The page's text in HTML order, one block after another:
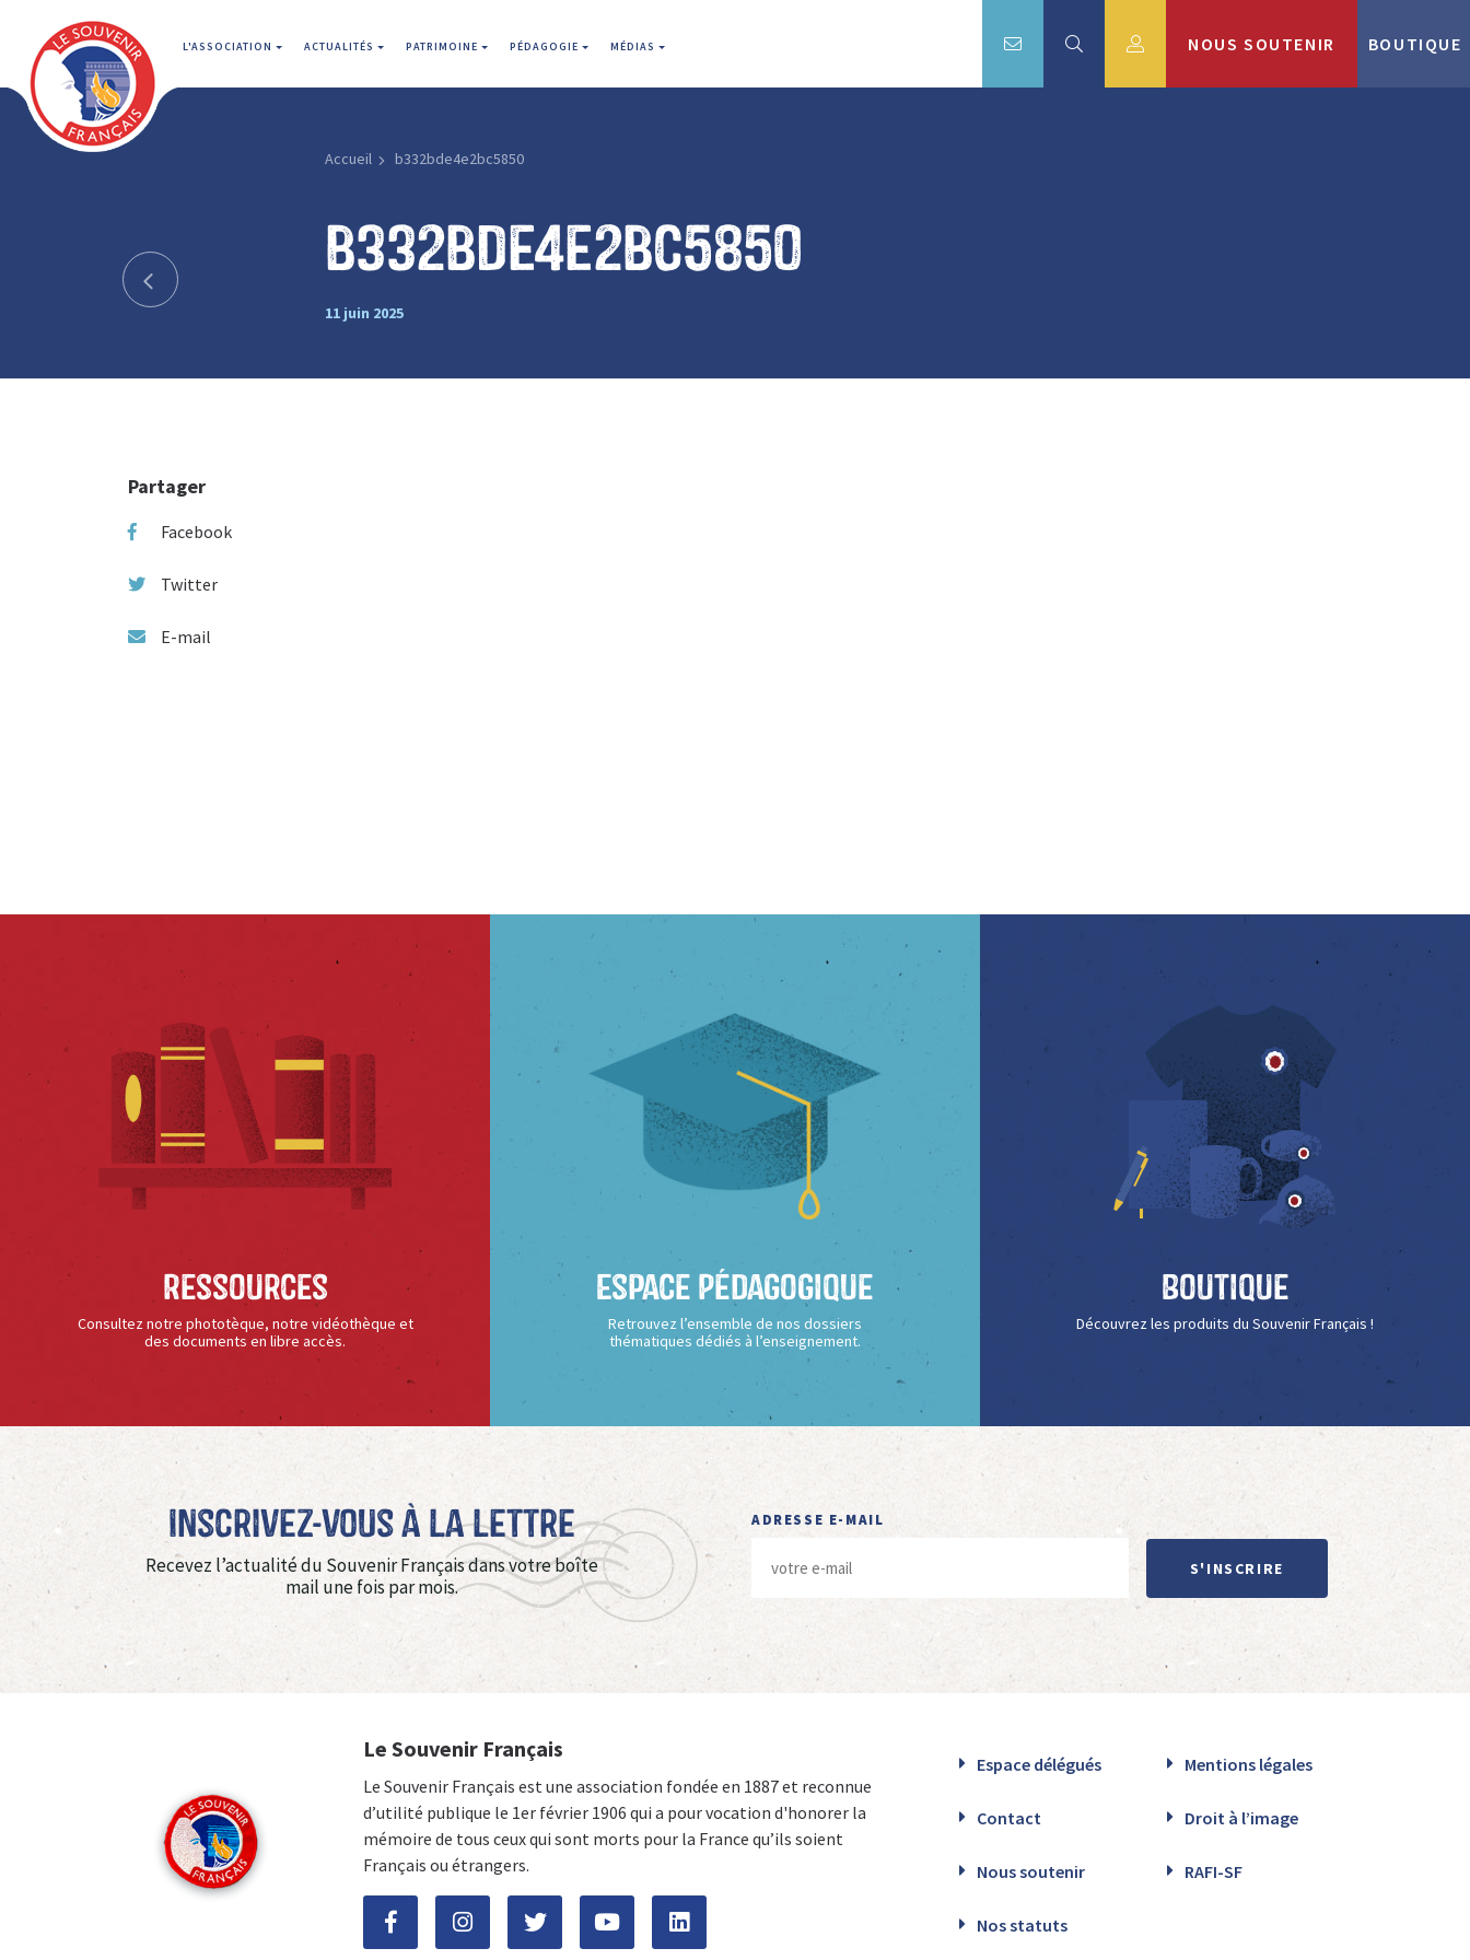
L'ASSOCIATION ACTUALITÉS PATRIMOINE PÉDAGOGIE MÉDIAS NOUS SOUTENIR BOUTIQUE
Accueil b332bde4e2bc5850
b332bde4e2bc5850
11 juin 2025
Partager
Facebook
Twitter
E-mail
Ressources
Consultez notre phototèque, notre vidéothèque et
des documents en libre accès.
Espace Pédagogique
Retrouvez l’ensemble de nos dossiers
thématiques dédiés à l’enseignement.
Boutique
Découvrez les produits du Souvenir Français !
Inscrivez-vous à La Lettre
Recevez l’actualité du Souvenir Français dans votre boîte
mail une fois par mois.
ADRESSE E-MAIL
S'INSCRIRE
Le Souvenir Français
Le Souvenir Français est une association fondée en 1887 et reconnue
d’utilité publique le 1er février 1906 qui a pour vocation d'honorer la
mémoire de tous ceux qui sont morts pour la France qu’ils soient
Français ou étrangers.
Espace délégués Mentions légales
Contact Droit à l’image
Nous soutenir RAFI-SF
Nos statuts